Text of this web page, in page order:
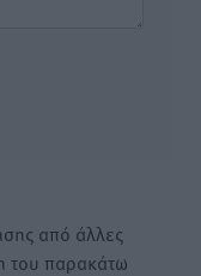
από άλλες
του παρακάτω